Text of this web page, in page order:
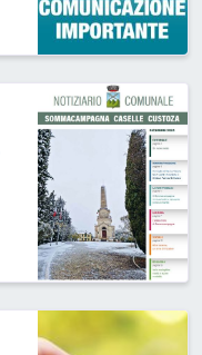
AMIANTO-DI-
2024}